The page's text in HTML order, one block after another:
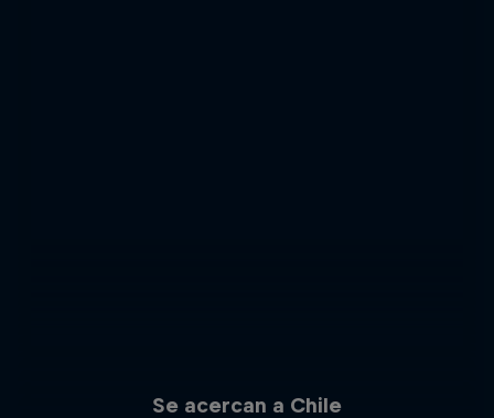
Se acercan a Chile